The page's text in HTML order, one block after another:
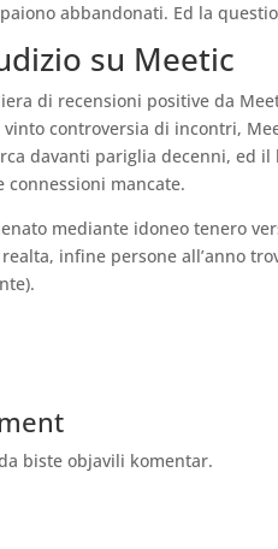
abbandonati. Ed la
su Meetic
di recensioni positive da
vinto controversia di incontri,
davanti pariglia decenni, ed il
connessioni mancate.
mediante idoneo tenero
infine persone all’anno
biste objavili komentar.